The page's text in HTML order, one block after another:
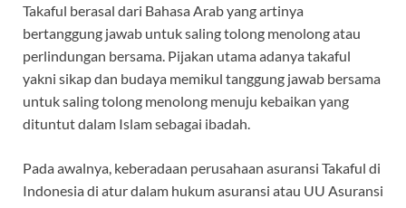
Takaful berasal dari Bahasa Arab yang artinya
bertanggung jawab untuk saling tolong menolong atau
perlindungan bersama. Pijakan utama adanya takaful
yakni sikap dan budaya memikul tanggung jawab bersama
untuk saling tolong menolong menuju kebaikan yang
dituntut dalam Islam sebagai ibadah.
Pada awalnya, keberadaan perusahaan asuransi Takaful di
Indonesia di atur dalam hukum asuransi atau UU Asuransi